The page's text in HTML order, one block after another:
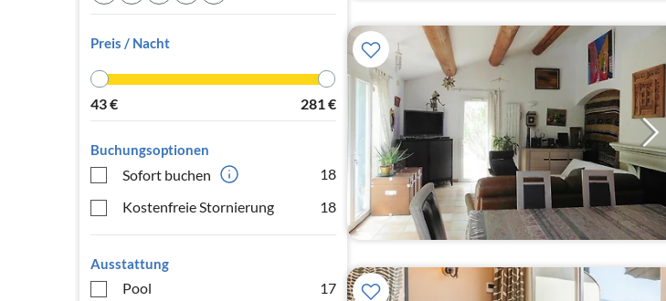
Preis / Nacht
43€ 281€
Buchungsoptionen
Sofort buchen
18
Kostenfreie Stornierung
18
Ausstattung
Pool
17